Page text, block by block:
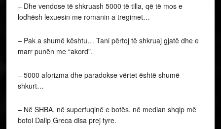
– Dhe vendose të shkruash 5000 të tilla, që të mos e
lodhësh lexuesin me romanin a tregimet…
– Pak a shumë kështu… Tani përtoj të shkruaj gjatë dhe e
marr punën me “akord”.
– 5000 aforizma dhe paradokse vërtet është shumë
shkurt…
– Në SHBA, në superfuqinë e botës, në median shqip më
botoi Dalip Greca disa prej tyre.